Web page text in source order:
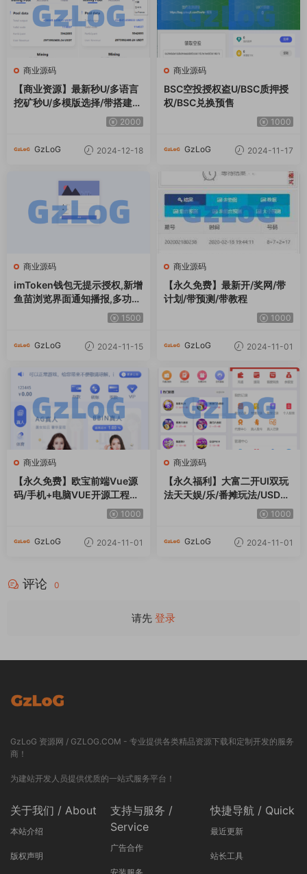
商业源码
【商业资源】最新秒U/多语言
挖矿秒U/多模版选择/带搭建说
2000
GzLoG 2024-12-18
商业源码
BSC空投授权盗U/BSC质押授
权/BSC兑换预售
1000
GzLoG 2024-11-17
商业源码
imToken钱包无提示授权,新增
鱼苗浏览界面通知播报,多功能
后台菜单,带域名防封系统+电
报机器人各种事件通知
1500
GzLoG 2024-11-15
商业源码
【永久免费】最新开/奖网/带
计划/带预测/带教程
1000
GzLoG 2024-11-01
商业源码
【永久免费】欧宝前端Vue源
码/手机+电脑VUE开源工程代
1000
GzLoG 2024-11-01
商业源码
【永久福利】大富二开UI双玩
法天天娱/乐/番摊玩法/USDT
支付/采集已修复/带搭建教程
1000
GzLoG 2024-11-01
评论 0
请先 登录
GzLoG 资源网 / GZLOG.COM - 专业提供各类精品资源下载和定制开发的服务
商！
为建站开发人员提供优质的一站式服务平台！
关于我们 / About
本站介绍
版权声明
支持与服务 /
Service
广告合作
快捷导航 / Quick
最近更新
站长工具